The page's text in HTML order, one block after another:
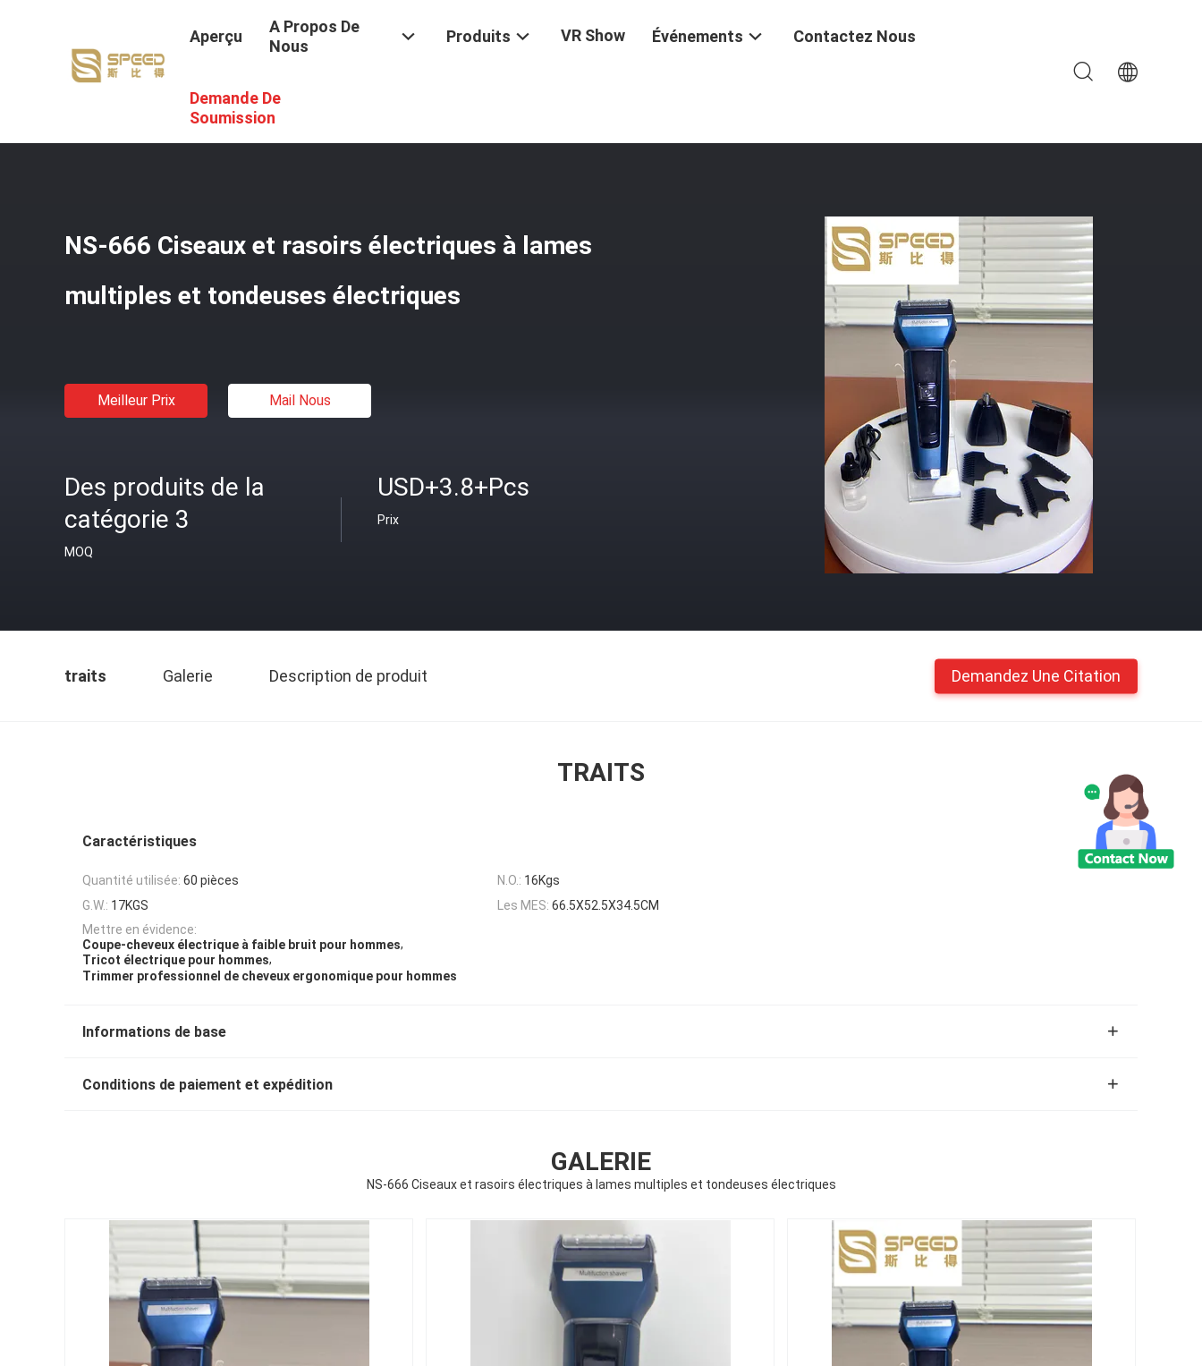
Aperçu
A Propos De
Nous
Produits VR Show Événements Contactez Nous
Demande De
Soumission
Coupe-Cheveux Pour Hommes
NS-666 Ciseaux et rasoirs électriques à lames
multiples et tondeuses électriques
Meilleur Prix Mail Nous
Des produits de la
catégorie 3
MOQ
USD+3.8+Pcs
Prix
traits Galerie Description de produit Demandez Une Citation
TRAITS
Caractéristiques
Quantité utilisée: 60 pièces N.O.: 16Kgs
G.W.: 17KGS Les MES: 66.5X52.5X34.5CM
Mettre en évidence:
Coupe-cheveux électrique à faible bruit pour hommes,
Tricot électrique pour hommes,
Trimmer professionnel de cheveux ergonomique pour hommes
Informations de base
Conditions de paiement et expédition
GALERIE
NS-666 Ciseaux et rasoirs électriques à lames multiples et tondeuses électriques